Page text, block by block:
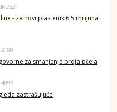
2621
- za novi plastenik 6,5 milijuna
2180
za smanjenje broja pčela
4096
zastrašujuće